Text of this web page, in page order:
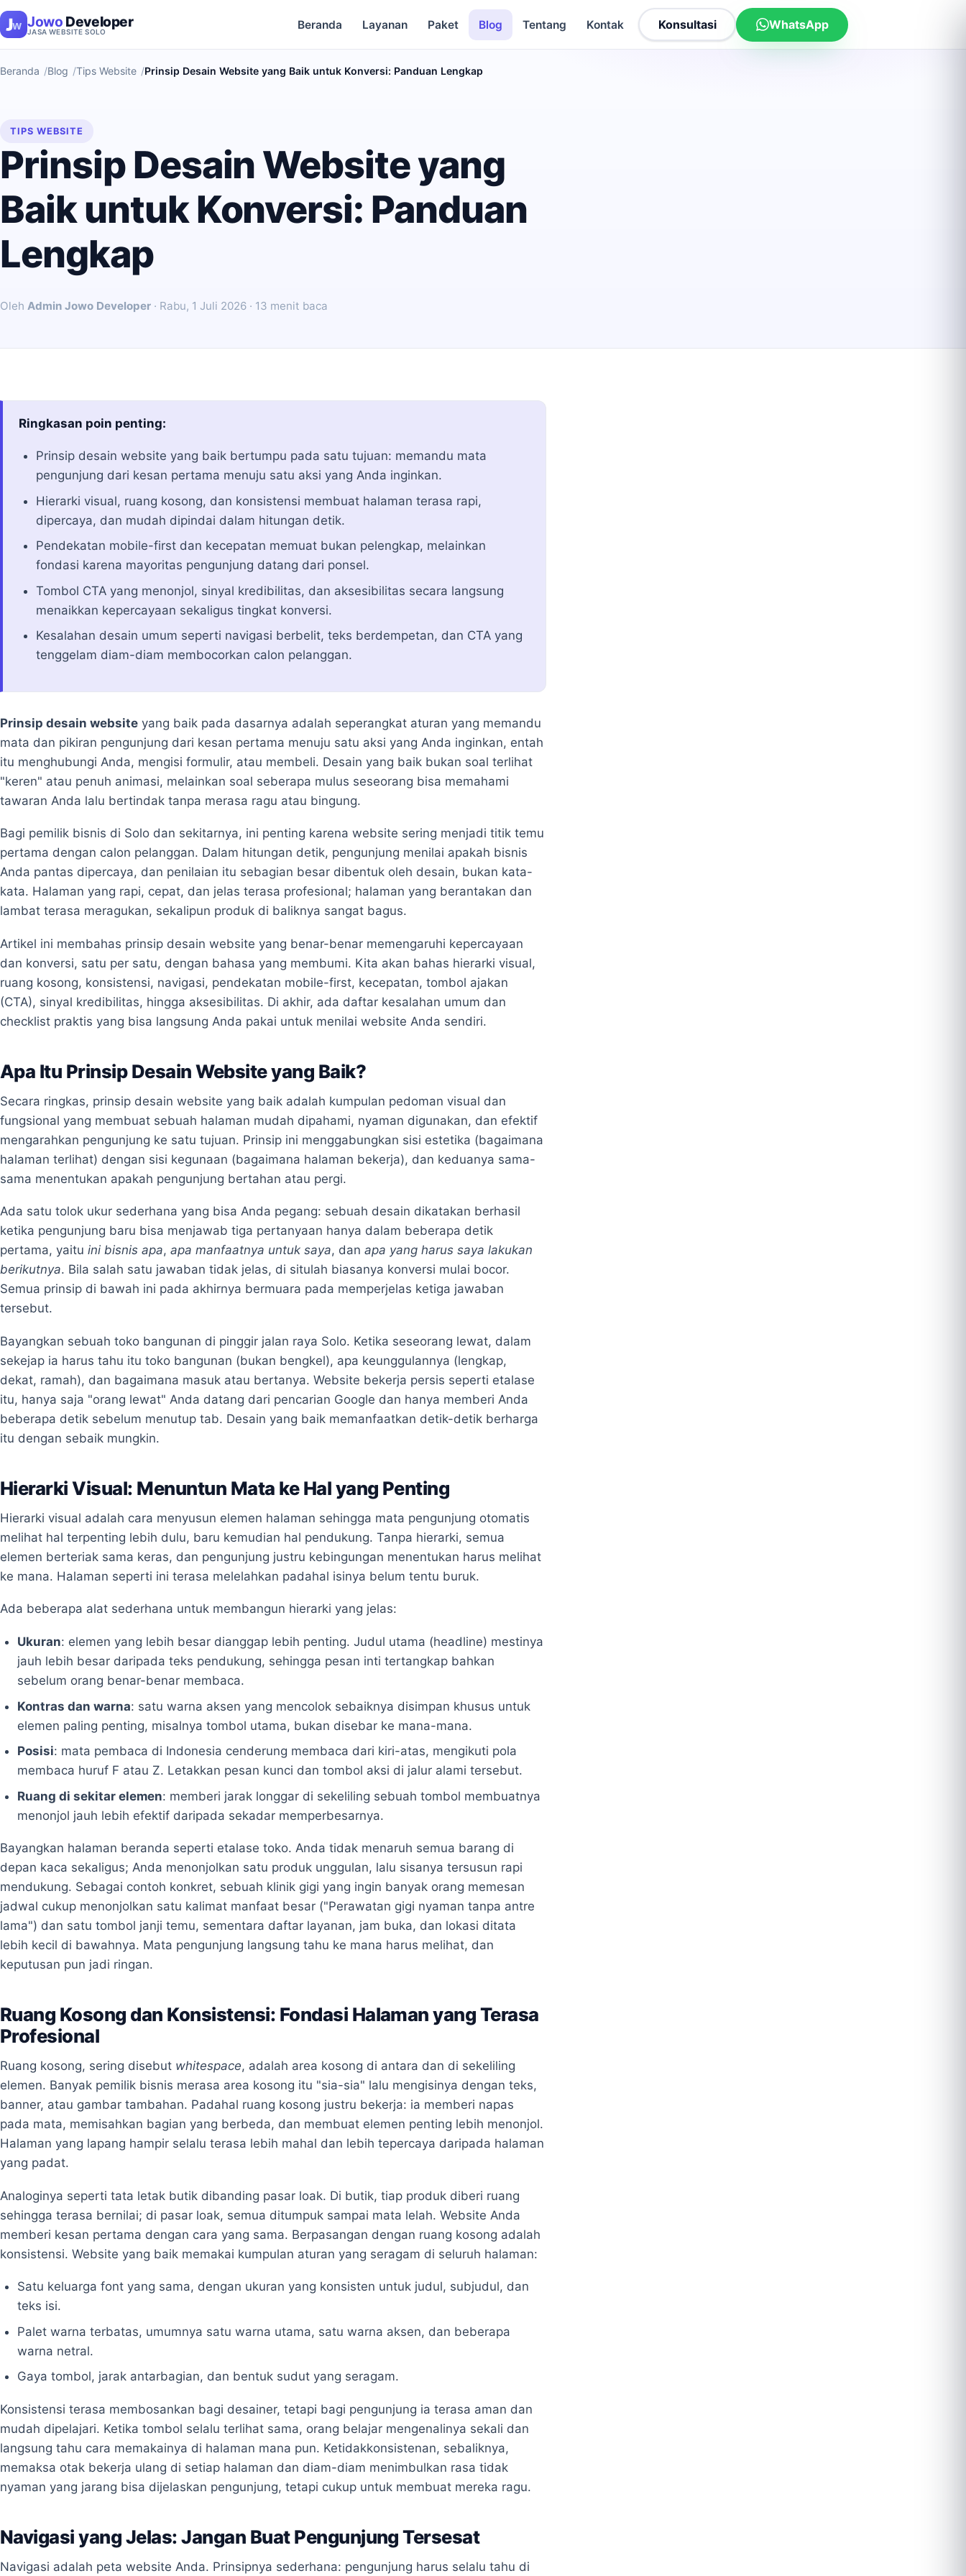
Jowo Developer
JASA WEBSITE SOLO Beranda Layanan Paket Blog Tentang Kontak Konsultasi WhatsApp
Beranda Blog Tips Website Prinsip Desain Website yang Baik untuk Konversi: Panduan Lengkap
TIPS WEBSITE
Prinsip Desain Website yang
Baik untuk Konversi: Panduan
Lengkap
Oleh Admin Jowo Developer · Rabu, 1 Juli 2026 · 13 menit baca
Ringkasan poin penting:
Prinsip desain website yang baik bertumpu pada satu tujuan: memandu mata
pengunjung dari kesan pertama menuju satu aksi yang Anda inginkan.
Hierarki visual, ruang kosong, dan konsistensi membuat halaman terasa rapi,
dipercaya, dan mudah dipindai dalam hitungan detik.
Pendekatan mobile-first dan kecepatan memuat bukan pelengkap, melainkan
fondasi karena mayoritas pengunjung datang dari ponsel.
Tombol CTA yang menonjol, sinyal kredibilitas, dan aksesibilitas secara langsung
menaikkan kepercayaan sekaligus tingkat konversi.
Kesalahan desain umum seperti navigasi berbelit, teks berdempetan, dan CTA yang
tenggelam diam-diam membocorkan calon pelanggan.
Prinsip desain website yang baik pada dasarnya adalah seperangkat aturan yang memandu
mata dan pikiran pengunjung dari kesan pertama menuju satu aksi yang Anda inginkan, entah
itu menghubungi Anda, mengisi formulir, atau membeli. Desain yang baik bukan soal terlihat
"keren" atau penuh animasi, melainkan soal seberapa mulus seseorang bisa memahami
tawaran Anda lalu bertindak tanpa merasa ragu atau bingung.
Bagi pemilik bisnis di Solo dan sekitarnya, ini penting karena website sering menjadi titik temu
pertama dengan calon pelanggan. Dalam hitungan detik, pengunjung menilai apakah bisnis
Anda pantas dipercaya, dan penilaian itu sebagian besar dibentuk oleh desain, bukan kata-
kata. Halaman yang rapi, cepat, dan jelas terasa profesional; halaman yang berantakan dan
lambat terasa meragukan, sekalipun produk di baliknya sangat bagus.
Artikel ini membahas prinsip desain website yang benar-benar memengaruhi kepercayaan
dan konversi, satu per satu, dengan bahasa yang membumi. Kita akan bahas hierarki visual,
ruang kosong, konsistensi, navigasi, pendekatan mobile-first, kecepatan, tombol ajakan
(CTA), sinyal kredibilitas, hingga aksesibilitas. Di akhir, ada daftar kesalahan umum dan
checklist praktis yang bisa langsung Anda pakai untuk menilai website Anda sendiri.
Apa Itu Prinsip Desain Website yang Baik?
Secara ringkas, prinsip desain website yang baik adalah kumpulan pedoman visual dan
fungsional yang membuat sebuah halaman mudah dipahami, nyaman digunakan, dan efektif
mengarahkan pengunjung ke satu tujuan. Prinsip ini menggabungkan sisi estetika (bagaimana
halaman terlihat) dengan sisi kegunaan (bagaimana halaman bekerja), dan keduanya sama-
sama menentukan apakah pengunjung bertahan atau pergi.
Ada satu tolok ukur sederhana yang bisa Anda pegang: sebuah desain dikatakan berhasil
ketika pengunjung baru bisa menjawab tiga pertanyaan hanya dalam beberapa detik
pertama, yaitu ini bisnis apa, apa manfaatnya untuk saya, dan apa yang harus saya lakukan
berikutnya. Bila salah satu jawaban tidak jelas, di situlah biasanya konversi mulai bocor.
Semua prinsip di bawah ini pada akhirnya bermuara pada memperjelas ketiga jawaban
tersebut.
Bayangkan sebuah toko bangunan di pinggir jalan raya Solo. Ketika seseorang lewat, dalam
sekejap ia harus tahu itu toko bangunan (bukan bengkel), apa keunggulannya (lengkap,
dekat, ramah), dan bagaimana masuk atau bertanya. Website bekerja persis seperti etalase
itu, hanya saja "orang lewat" Anda datang dari pencarian Google dan hanya memberi Anda
beberapa detik sebelum menutup tab. Desain yang baik memanfaatkan detik-detik berharga
itu dengan sebaik mungkin.
Hierarki Visual: Menuntun Mata ke Hal yang Penting
Hierarki visual adalah cara menyusun elemen halaman sehingga mata pengunjung otomatis
melihat hal terpenting lebih dulu, baru kemudian hal pendukung. Tanpa hierarki, semua
elemen berteriak sama keras, dan pengunjung justru kebingungan menentukan harus melihat
ke mana. Halaman seperti ini terasa melelahkan padahal isinya belum tentu buruk.
Ada beberapa alat sederhana untuk membangun hierarki yang jelas:
Ukuran: elemen yang lebih besar dianggap lebih penting. Judul utama (headline) mestinya
jauh lebih besar daripada teks pendukung, sehingga pesan inti tertangkap bahkan
sebelum orang benar-benar membaca.
Kontras dan warna: satu warna aksen yang mencolok sebaiknya disimpan khusus untuk
elemen paling penting, misalnya tombol utama, bukan disebar ke mana-mana.
Posisi: mata pembaca di Indonesia cenderung membaca dari kiri-atas, mengikuti pola
membaca huruf F atau Z. Letakkan pesan kunci dan tombol aksi di jalur alami tersebut.
Ruang di sekitar elemen: memberi jarak longgar di sekeliling sebuah tombol membuatnya
menonjol jauh lebih efektif daripada sekadar memperbesarnya.
Bayangkan halaman beranda seperti etalase toko. Anda tidak menaruh semua barang di
depan kaca sekaligus; Anda menonjolkan satu produk unggulan, lalu sisanya tersusun rapi
mendukung. Sebagai contoh konkret, sebuah klinik gigi yang ingin banyak orang memesan
jadwal cukup menonjolkan satu kalimat manfaat besar ("Perawatan gigi nyaman tanpa antre
lama") dan satu tombol janji temu, sementara daftar layanan, jam buka, dan lokasi ditata
lebih kecil di bawahnya. Mata pengunjung langsung tahu ke mana harus melihat, dan
keputusan pun jadi ringan.
Ruang Kosong dan Konsistensi: Fondasi Halaman yang Terasa
Profesional
Ruang kosong, sering disebut whitespace, adalah area kosong di antara dan di sekeliling
elemen. Banyak pemilik bisnis merasa area kosong itu "sia-sia" lalu mengisinya dengan teks,
banner, atau gambar tambahan. Padahal ruang kosong justru bekerja: ia memberi napas
pada mata, memisahkan bagian yang berbeda, dan membuat elemen penting lebih menonjol.
Halaman yang lapang hampir selalu terasa lebih mahal dan lebih tepercaya daripada halaman
yang padat.
Analoginya seperti tata letak butik dibanding pasar loak. Di butik, tiap produk diberi ruang
sehingga terasa bernilai; di pasar loak, semua ditumpuk sampai mata lelah. Website Anda
memberi kesan pertama dengan cara yang sama. Berpasangan dengan ruang kosong adalah
konsistensi. Website yang baik memakai kumpulan aturan yang seragam di seluruh halaman:
Satu keluarga font yang sama, dengan ukuran yang konsisten untuk judul, subjudul, dan
teks isi.
Palet warna terbatas, umumnya satu warna utama, satu warna aksen, dan beberapa
warna netral.
Gaya tombol, jarak antarbagian, dan bentuk sudut yang seragam.
Konsistensi terasa membosankan bagi desainer, tetapi bagi pengunjung ia terasa aman dan
mudah dipelajari. Ketika tombol selalu terlihat sama, orang belajar mengenalinya sekali dan
langsung tahu cara memakainya di halaman mana pun. Ketidakkonsistenan, sebaliknya,
memaksa otak bekerja ulang di setiap halaman dan diam-diam menimbulkan rasa tidak
nyaman yang jarang bisa dijelaskan pengunjung, tetapi cukup untuk membuat mereka ragu.
Navigasi yang Jelas: Jangan Buat Pengunjung Tersesat
Navigasi adalah peta website Anda. Prinsipnya sederhana: pengunjung harus selalu tahu di